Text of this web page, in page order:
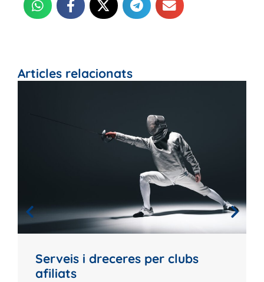
Articles relacionats
Serveis i dreceres per clubs
afiliats